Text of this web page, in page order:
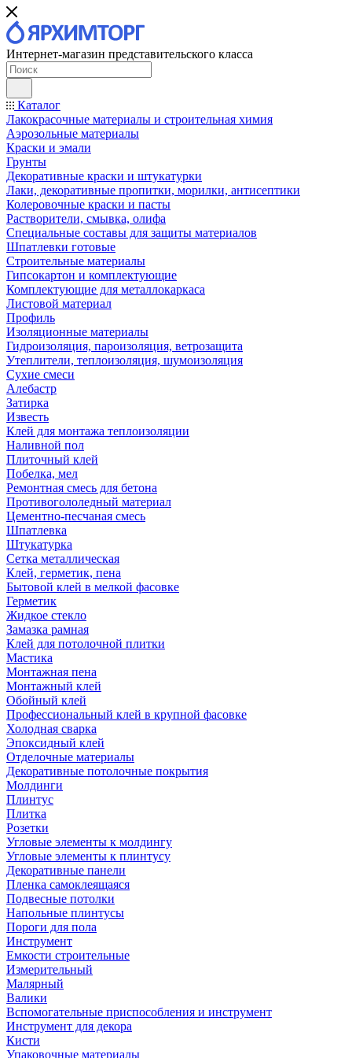
Интернет-магазин представительского класса
Каталог
Лакокрасочные материалы и строительная химия
Аэрозольные материалы
Краски и эмали
Грунты
Декоративные краски и штукатурки
Лаки, декоративные пропитки, морилки, антисептики
Колеровочные краски и пасты
Растворители, смывка, олифа
Специальные составы для защиты материалов
Шпатлевки готовые
Строительные материалы
Гипсокартон и комплектующие
Комплектующие для металлокаркаса
Листовой материал
Профиль
Изоляционные материалы
Гидроизоляция, пароизоляция, ветрозащита
Утеплители, теплоизоляция, шумоизоляция
Сухие смеси
Алебастр
Затирка
Известь
Клей для монтажа теплоизоляции
Наливной пол
Плиточный клей
Побелка, мел
Ремонтная смесь для бетона
Противогололедный материал
Цементно-песчаная смесь
Шпатлевка
Штукатурка
Сетка металлическая
Клей, герметик, пена
Бытовой клей в мелкой фасовке
Герметик
Жидкое стекло
Замазка рамная
Клей для потолочной плитки
Мастика
Монтажная пена
Монтажный клей
Обойный клей
Профессиональный клей в крупной фасовке
Холодная сварка
Эпоксидный клей
Отделочные материалы
Декоративные потолочные покрытия
Молдинги
Плинтус
Плитка
Розетки
Угловые элементы к молдингу
Угловые элементы к плинтусу
Декоративные панели
Пленка самоклеящаяся
Подвесные потолки
Напольные плинтусы
Пороги для пола
Инструмент
Емкости строительные
Измерительный
Малярный
Валики
Вспомогательные приспособления и инструмент
Инструмент для декора
Кисти
Упаковочные материалы